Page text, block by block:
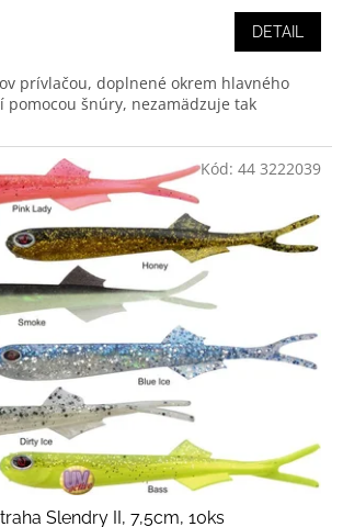
DETAIL
prívlačou, doplnené okrem hlavného
pomocou šnúry, nezamädzuje tak
Slendry II, 7,5cm, 10ks
Kód: 44 3222039